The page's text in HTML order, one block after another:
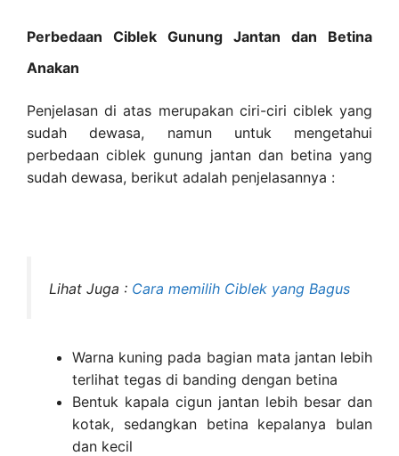
Perbedaan Ciblek Gunung Jantan dan Betina
Anakan
Penjelasan di atas merupakan ciri-ciri ciblek yang
sudah dewasa, namun untuk mengetahui
perbedaan ciblek gunung jantan dan betina yang
sudah dewasa, berikut adalah penjelasannya :
Lihat Juga : Cara memilih Ciblek yang Bagus
Warna kuning pada bagian mata jantan lebih
terlihat tegas di banding dengan betina
Bentuk kapala cigun jantan lebih besar dan
kotak, sedangkan betina kepalanya bulan
dan kecil